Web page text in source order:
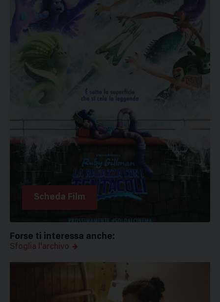
Scheda Film
Forse ti interessa anche:
Sfoglia l'archivo